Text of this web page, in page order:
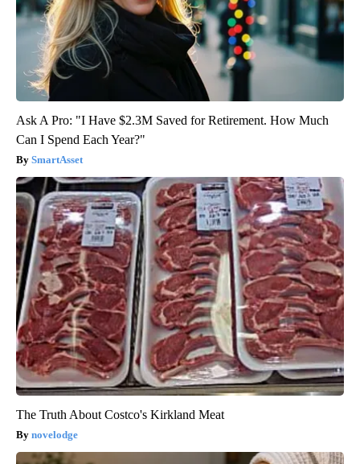
Ask A Pro: "I Have $2.3M Saved for Retirement. How Much
Can I Spend Each Year?"
SmartAsset
The Truth About Costco's Kirkland Meat
novelodge